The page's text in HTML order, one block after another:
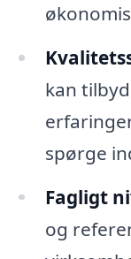
kan
spørge
Fagligt
og